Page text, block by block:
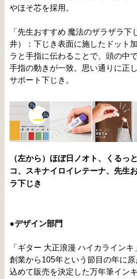
やほそ芯を採用。
「先生おすすめ 魔法のザラザラ下
井）：下じき表面に施したドット
ラと手指に伝わることで、頭の中
手指の動きが一致。思い通りに正
サポート下じき。
（左から）ほぼ日ノオト、くるっ
コ、スキナイロイレテーナ、先生
ラ下じき
●デザイン部門
「ギター 大正浪漫 ハイカラインキ
創業から105年という節目の年に
込めて販売を決定した万年筆イン